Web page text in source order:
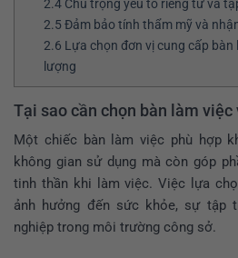
2.4Chú trọng yếu tố riêng tư và
2.5 Đảm bảo tính thẩm mỹ và
2.6 Lựa chọn đơn vị cung cấp
lượng
Tại sao cần chọn bàn làm việc
Một chiếc bàn làm việc phù hợp
không gian sử dụng mà còn góp
tinh thần khi làm việc. Việc lựa
ảnh hưởng đến sức khỏe, sự tập
nghiệp trong môi trường công sở.